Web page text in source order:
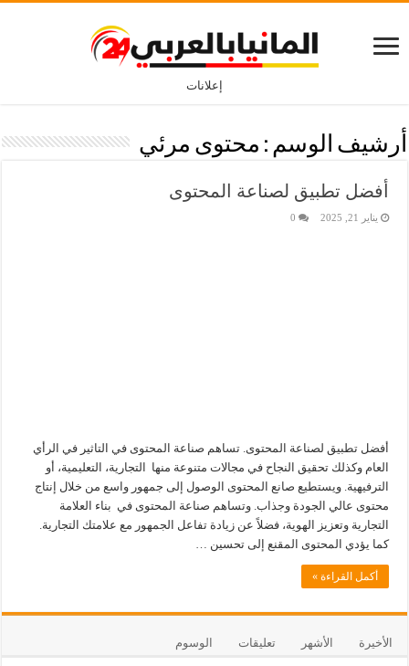
إعلانات
أرشيف الوسم : محتوى مرئي
أفضل تطبيق لصناعة المحتوى
يناير 21, 2025 0
أفضل تطبيق لصناعة المحتوى. تساهم صناعة المحتوى في التاثير في الرأي
العام وكذلك تحقيق النجاح في مجالات متنوعة منها التجارية، التعليمية، أو
الترفيهية. ويستطيع صانع المحتوى الوصول إلى جمهور واسع من خلال إنتاج
محتوى عالي الجودة وجذاب. وتساهم صناعة المحتوى في بناء العلامة
التجارية وتعزيز الهوية، فضلاً عن زيادة تفاعل الجمهور مع علامتك التجارية.
كما يؤدي المحتوى المقنع إلى تحسين …
أكمل القراءة »
الأخيرة الأشهر تعليقات الوسوم